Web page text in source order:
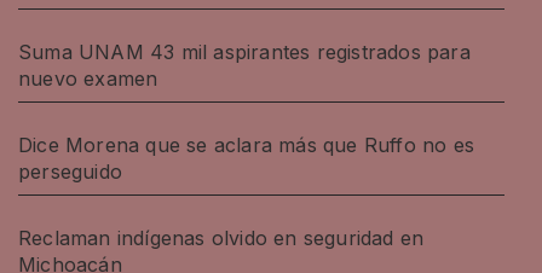
Suma UNAM 43 mil aspirantes registrados para
nuevo examen
Dice Morena que se aclara más que Ruffo no es
perseguido
Reclaman indígenas olvido en seguridad en
Michoacán